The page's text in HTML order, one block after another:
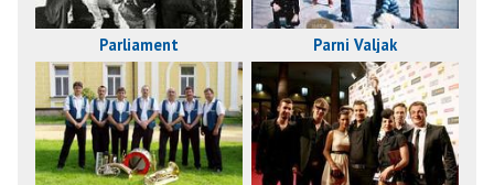
Parliament Parni Valjak